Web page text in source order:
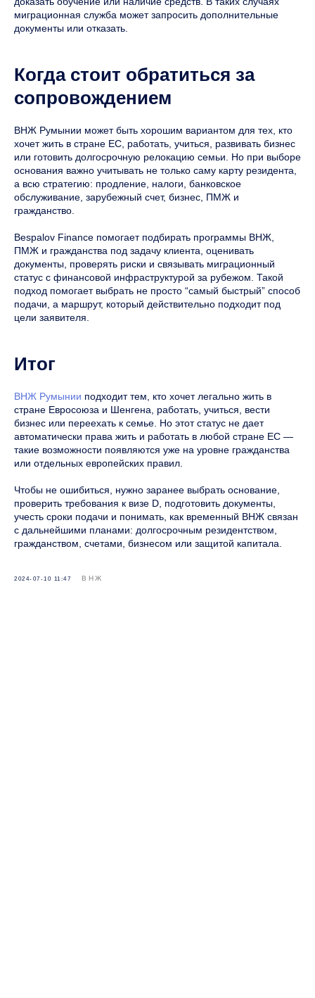
миграционная служба может запросить дополнительные
документы или отказать.
Когда стоит обратиться за
сопровождением
ВНЖ Румынии может быть хорошим вариантом для тех, кто
хочет жить в стране ЕС, работать, учиться, развивать бизнес
или готовить долгосрочную релокацию семьи. Но при выборе
основания важно учитывать не только саму карту резидента,
а всю стратегию: продление, налоги, банковское
обслуживание, зарубежный счет, бизнес, ПМЖ и
гражданство.
Bespalov Finance помогает подбирать программы ВНЖ,
ПМЖ и гражданства под задачу клиента, оценивать
документы, проверять риски и связывать миграционный
статус с финансовой инфраструктурой за рубежом. Такой
подход помогает выбрать не просто “самый быстрый” способ
подачи, а маршрут, который действительно подходит под
цели заявителя.
Итог
ВНЖ Румынии подходит тем, кто хочет легально жить в
стране Евросоюза и Шенгена, работать, учиться, вести
бизнес или переехать к семье. Но этот статус не дает
автоматически права жить и работать в любой стране ЕС —
такие возможности появляются уже на уровне гражданства
или отдельных европейских правил.
Чтобы не ошибиться, нужно заранее выбрать основание,
проверить требования к визе D, подготовить документы,
учесть сроки подачи и понимать, как временный ВНЖ связан
с дальнейшими планами: долгосрочным резидентством,
гражданством, счетами, бизнесом или защитой капитала.
2024-07-10 11:47 ВНЖ